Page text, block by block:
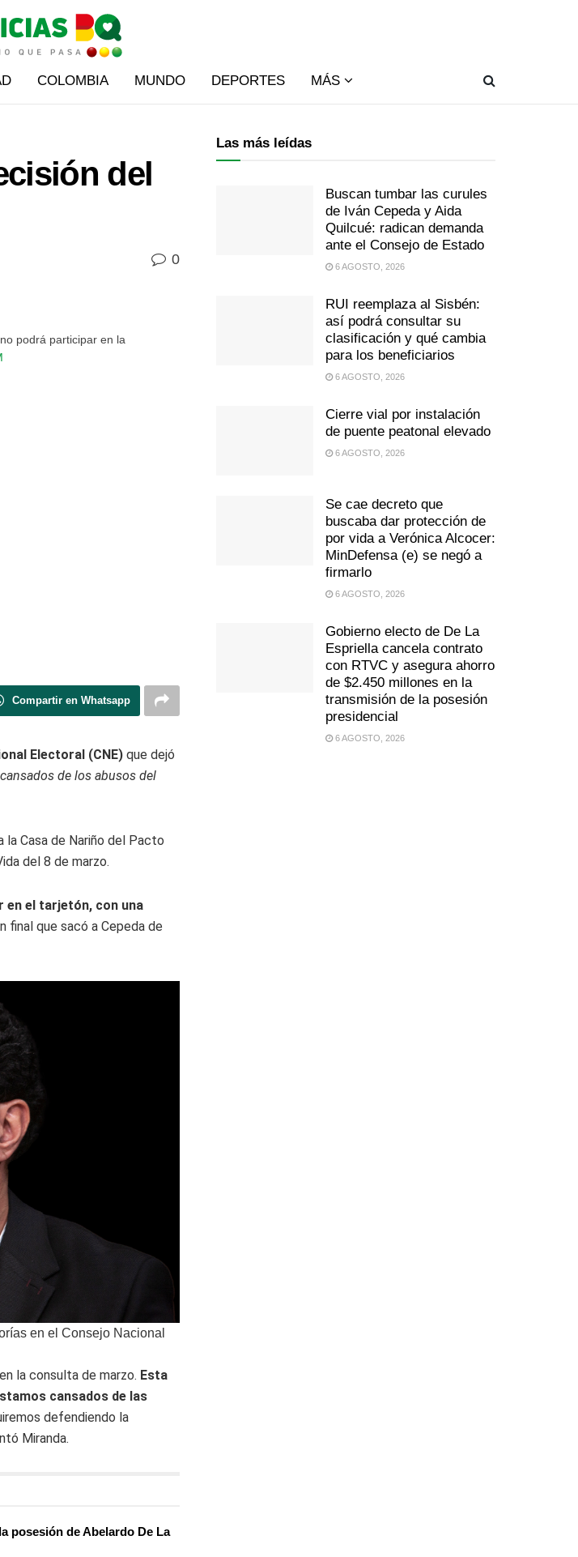
COLOMBIA MUNDO DEPORTES MÁS
del
0
podrá participar en la
Compartir en Whatsapp
Electoral (CNE) que dejó
de los abusos del
la Casa de Nariño del Pacto
del 8 de marzo.
en el tarjetón, con una
final que sacó a Cepeda de
en el Consejo Nacional
la consulta de marzo. Esta
cansados de las
defendiendo la
Miranda.
posesión de Abelardo De La
Las más leídas
Buscan tumbar las curules
de Iván Cepeda y Aida
Quilcué: radican demanda
ante el Consejo de Estado
6 AGOSTO, 2026
RUI reemplaza al Sisbén:
así podrá consultar su
clasificación y qué cambia
para los beneficiarios
6 AGOSTO, 2026
Cierre vial por instalación
de puente peatonal elevado
6 AGOSTO, 2026
Se cae decreto que
buscaba dar protección de
por vida a Verónica Alcocer:
MinDefensa (e) se negó a
firmarlo
6 AGOSTO, 2026
Gobierno electo de De La
Espriella cancela contrato
con RTVC y asegura ahorro
de $2.450 millones en la
transmisión de la posesión
presidencial
6 AGOSTO, 2026